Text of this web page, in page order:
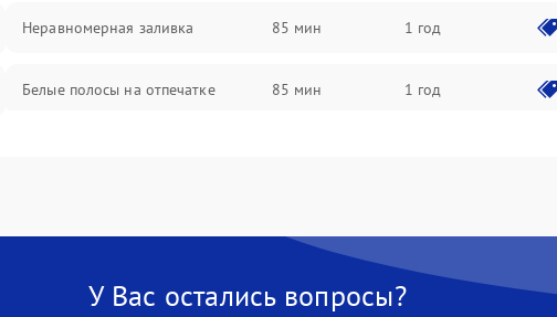
Неравномерная заливка 85 мин 1 год
Белые полосы на отпечатке 85 мин 1 год
У Вас остались вопросы?